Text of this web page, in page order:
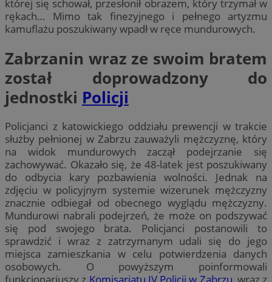
której się schował, przesłonił obrazem, który trzymał w
rękach… Mimo tak finezyjnego i pełnego artyzmu
kamuflażu poszukiwany wpadł w ręce mundurowych.
Zabrzanin wraz ze swoim bratem
został doprowadzony do
jednostki Policji
Policjanci z katowickiego oddziału prewencji w trakcie
służby pełnionej w Zabrzu zauważyli mężczyznę, który
na widok mundurowych zaczął podejrzanie się
zachowywać. Okazało się, że 48-latek jest poszukiwany
do odbycia kary pozbawienia wolności. Jednak na
zdjęciu w policyjnym systemie wizerunek mężczyzny
znacznie odbiegał od obecnego wyglądu mężczyzny.
Mundurowi nabrali podejrzeń, że może on podszywać
się pod swojego brata. Policjanci postanowili to
sprawdzić i wraz z zatrzymanym udali się do jego
miejsca zamieszkania w celu potwierdzenia danych
osobowych. O powyższym poinformowali